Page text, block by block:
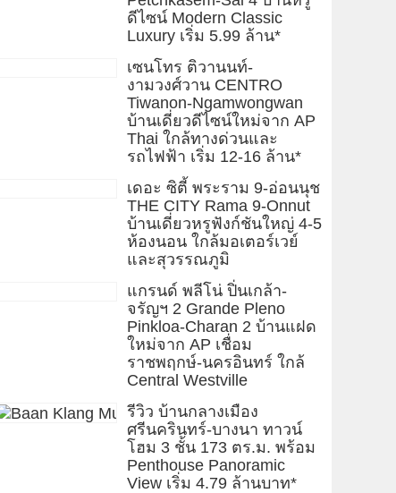
ดีไซน์ Modern Classic
Luxury เริ่ม 5.99 ล้าน*
เซนโทร ติวานนท์-
งามวงศ์วาน CENTRO
Tiwanon-Ngamwongwan
บ้านเดี่ยวดีไซน์ใหม่จาก AP
Thai ใกล้ทางด่วนและ
รถไฟฟ้า เริ่ม 12-16 ล้าน*
เดอะ ซิตี้ พระราม 9-อ่อนนุช
THE CITY Rama 9-Onnut
บ้านเดี่ยวหรูฟังก์ชันใหญ่ 4-5
ห้องนอน ใกล้มอเตอร์เวย์
และสุวรรณภูมิ
แกรนด์ พลีโน่ ปิ่นเกล้า-
จรัญฯ 2 Grande Pleno
Pinkloa-Charan 2 บ้านแฝด
ใหม่จาก AP เชื่อม
ราชพฤกษ์-นครอินทร์ ใกล้
Central Westville
รีวิว บ้านกลางเมือง
ศรีนครินทร์-บางนา ทาวน์
โฮม 3 ชั้น 173 ตร.ม. พร้อม
Penthouse Panoramic
View เริ่ม 4.79 ล้านบาท*